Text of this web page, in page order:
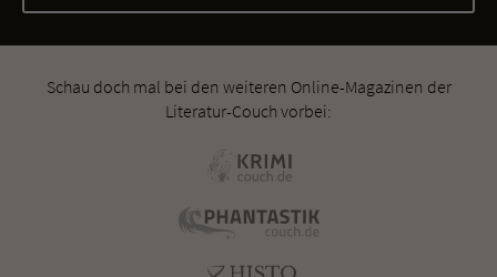
Schau doch mal bei den weiteren Online-Magazinen der
Literatur-Couch vorbei: